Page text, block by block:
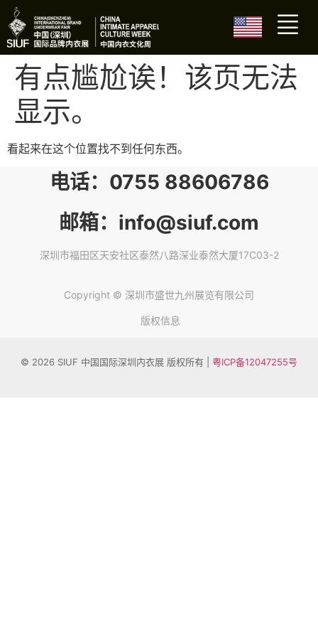
有点尴尬诶！该页无法
显示。
看起来在这个位置找不到任何东西。
电话：0755 88606786
邮箱：info@siuf.com
深圳市福田区天安社区泰然八路深业泰然大厦17C03-2
Copyright © 深圳市盛世九州展览有限公司
版权信息
© 2026 SIUF 中国国际深圳内衣展 版权所有 | 粤ICP备12047255号